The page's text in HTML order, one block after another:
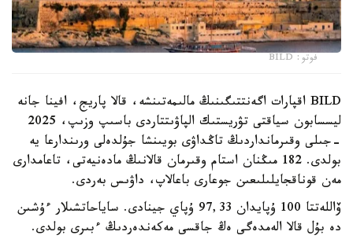
فوتو: BILD
BILD اقپارات اگەنتتىگىنىڭ مالىمەتىنشە، قالا پاريج، افينا جانە
ليسسابون سياقتى تۋريستىك الپاۋىتتاردى باسىپ وزىپ، 2025
-جىلى وقىرمانداردىڭ تاڭداۋى بويىنشا جۇلدەلى ورىندارعا يە
بولدى. 182 مىڭنان استام وقىرمان قالانىڭ مادەنيەتى، تاعامدارى
مەن قوناقجايلىلىعىن جوعارى باعالاپ، داۋىس بەردى.
ۆاللەتتا 100 ۇپايدان 97,33 ۇپاي جينادى. ساياحاتشىلار ءۇشىن
دە بۇل قالا الەمدەگى ەڭ جاقسى مەكەندەردىڭ ءبىرى بولدى.